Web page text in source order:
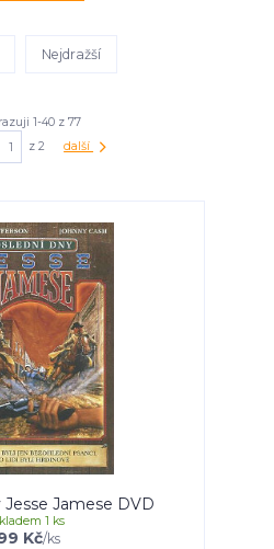
Nejdražší
1-40 z 77
z 2 další
Jesse Jamese DVD
Kč/ks
1 ks